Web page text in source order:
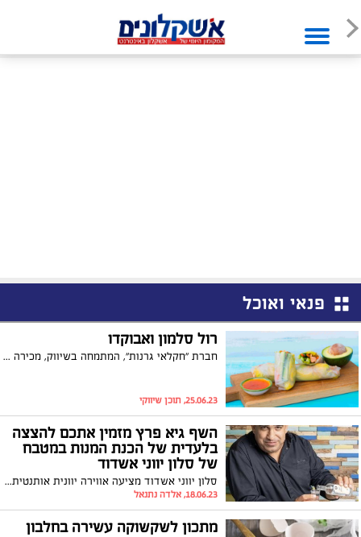
פנאי ואוכל
רול סלמון ואבוקדו
חברת "חקלאי גרנות", המתמחה בשיווק, מכירה והפצה של פירות וירקות לרשתות המזון, משווקת האבוקדו הגדולה בישראל, מגישה לרגל הקיץ מתכון קליל ומרענן של רול סלמון ואבוקדו. המתכון קל הכנה ויכול להתאים לבילוי קייצי בבית ובחוץ וכן לאירוח לכל המשפחה.
25.06.23, תוכן שיווקי
השף גיא פרץ מזמין אתכם להצצה
בלעדית של הכנת המנות במטבח
של סלון יווני אשדוד
סלון יווני אשדוד מציעה אווירה יוונית אותנטית המשלבת מטבח יווני, אלכוהול משובח ועיצוב יווני אקסלוסיבי, במלון ווסט אשדוד. לאחרונה המטבח שינה קונספט לתפריט חלבי דגים ים תיכוני שכולל זמרים מדי ערב, חגיגת טברנה ממש כמו ביוון. - כעת השף גיא פרץ, מביא לכם הצצה לכמה ממנות הדגל של המסעדה היישר מהמטבח בו הוא מכין את המנות שיגרמו לכם להזיל ריר
18.06.23, אלדה נתנאל
מתכון לשקשוקה עשירה בחלבון